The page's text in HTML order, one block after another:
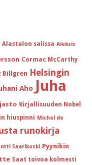
Alastalon salissa Aleksis
Cormac McCarthy
Billgren Helsingin
Aho Juha
Kirjallisuuden Nobel
hiuspinni Michel de
runokirja
Saarikoski Pyynikin
Saat toivoa kolmesti